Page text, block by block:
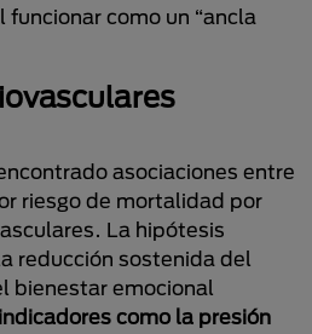
funcionar como un “ancla
asociaciones entre
riesgo de mortalidad por
La hipótesis
reducción sostenida del
bienestar emocional
como la presión